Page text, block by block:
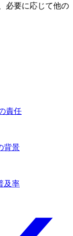
必要に応じて他の
責任
背景
及率